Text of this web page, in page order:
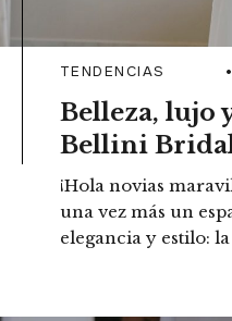
TENDENCIAS
Belleza, lujo
Bellini
¡Hola novias
una vez más un
elegancia y estilo: